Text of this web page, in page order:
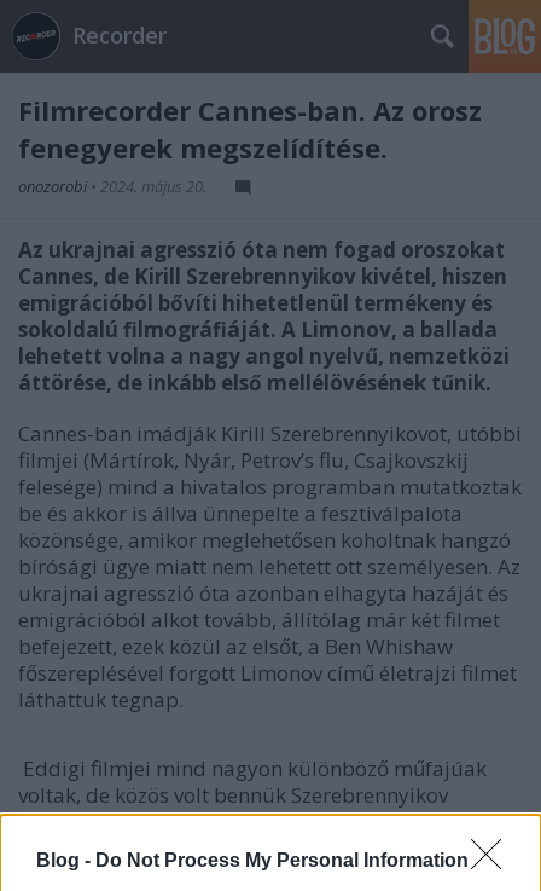
Blog - Do Not Process My Personal Information
Recorder
Filmrecorder Cannes-ban. Az orosz
fenegyerek megszelídítése.
onozorobi • 2024. május 20.
Az ukrajnai agresszió óta nem fogad oroszokat
Cannes, de Kirill Szerebrennyikov kivétel, hiszen
emigrációból bővíti hihetetlenül termékeny és
sokoldalú filmográfiáját. A Limonov, a ballada
lehetett volna a nagy angol nyelvű, nemzetközi
áttörése, de inkább első mellélövésének tűnik.
Cannes-ban imádják Kirill Szerebrennyikovot, utóbbi
filmjei (Mártírok, Nyár, Petrov’s flu, Csajkovszkij
felesége) mind a hivatalos programban mutatkoztak
be és akkor is állva ünnepelte a fesztiválpalota
közönsége, amikor meglehetősen koholtnak hangzó
bírósági ügye miatt nem lehetett ott személyesen. Az
ukrajnai agresszió óta azonban elhagyta hazáját és
emigrációból alkot tovább, állítólag már két filmet
befejezett, ezek közül az elsőt, a Ben Whishaw
főszereplésével forgott Limonov című életrajzi filmet
láthattuk tegnap.
Eddigi filmjei mind nagyon különböző műfajúak
voltak, de közös volt bennük Szerebrennyikov
egyértelmű rock’n roll hozzáállása és még
egyértelműbb kanossága. Mivel mindezt egy
kosztümös filmbe (Csajkovszkij felesége) is képes